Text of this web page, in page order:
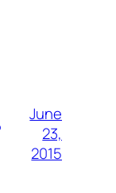
June
23,
2015